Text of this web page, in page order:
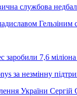
службова
заробили 7,6
за незмінну
України Сергій